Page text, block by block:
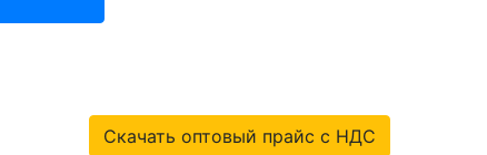
Скачать оптовый прайс с НДС